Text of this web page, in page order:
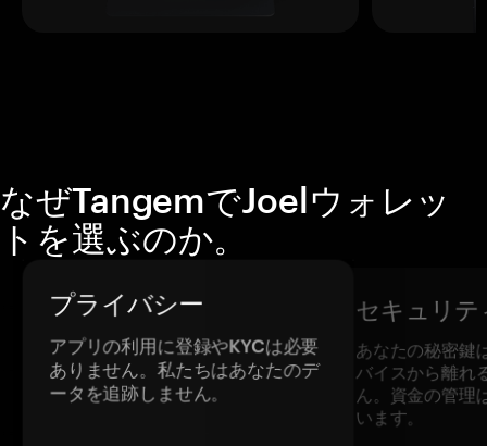
なぜTangemでJoelウォレッ
トを選ぶのか。
プライバシー
アプリの利用に登録やKYCは必要
ありません。私たちはあなたのデ
ータを追跡しません。
セキュリテ
あなたの秘密鍵
バイスから離れ
ん。資金の管理
います。